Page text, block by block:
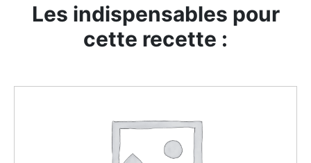
Les indispensables pour
cette recette :